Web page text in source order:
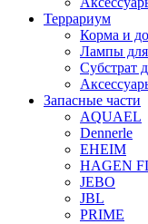
Террариум
Корма и
Лампы для
Субстрат
Запасные части
AQUAEL
Dennerle
EHEIM
HAGEN
JEBO
JBL
PRIME